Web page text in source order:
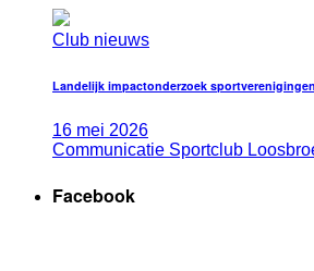
Club nieuws
Landelijk impactonderzoek
16 mei 2026
Communicatie Sportclub
Facebook